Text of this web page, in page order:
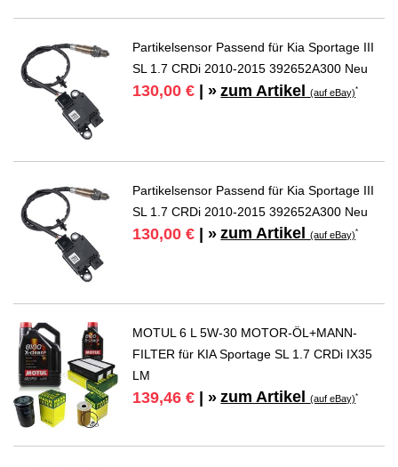
Partikelsensor Passend für Kia Sportage III
SL 1.7 CRDi 2010-2015 392652A300 Neu
130,00 € | » zum Artikel(auf eBay)*
Partikelsensor Passend für Kia Sportage III
SL 1.7 CRDi 2010-2015 392652A300 Neu
130,00 € | » zum Artikel(auf eBay)*
MOTUL 6 L 5W-30 MOTOR-ÖL+MANN-
FILTER für KIA Sportage SL 1.7 CRDi IX35
LM
139,46 € | » zum Artikel(auf eBay)*